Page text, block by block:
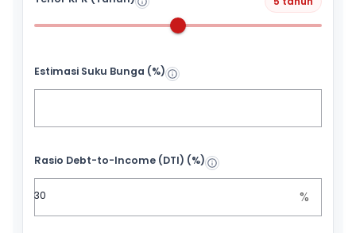
Estimasi Suku Bunga (%)
Rasio Debt-to-Income (DTI) (%)
%